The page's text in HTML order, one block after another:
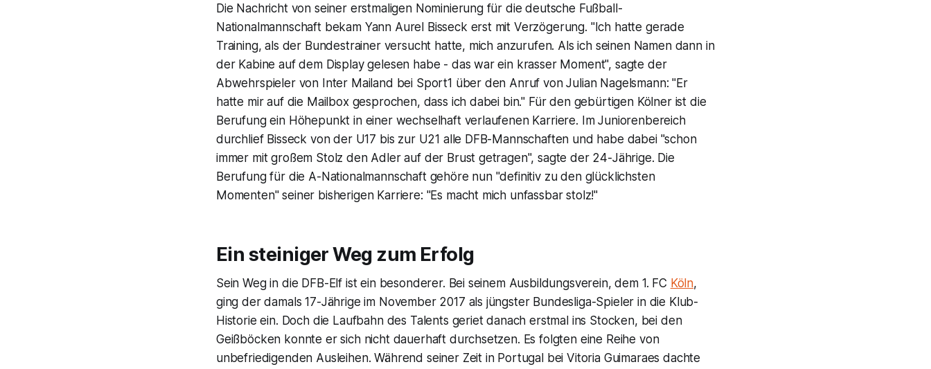
Die Nachricht von seiner erstmaligen Nominierung für die deutsche Fußball-
Nationalmannschaft bekam Yann Aurel Bisseck erst mit Verzögerung. "Ich hatte gerade
Training, als der Bundestrainer versucht hatte, mich anzurufen. Als ich seinen Namen dann in
der Kabine auf dem Display gelesen habe - das war ein krasser Moment", sagte der
Abwehrspieler von Inter Mailand bei Sport1 über den Anruf von Julian Nagelsmann: "Er
hatte mir auf die Mailbox gesprochen, dass ich dabei bin." Für den gebürtigen Kölner ist die
Berufung ein Höhepunkt in einer wechselhaft verlaufenen Karriere. Im Juniorenbereich
durchlief Bisseck von der U17 bis zur U21 alle DFB-Mannschaften und habe dabei "schon
immer mit großem Stolz den Adler auf der Brust getragen", sagte der 24-Jährige. Die
Berufung für die A-Nationalmannschaft gehöre nun "definitiv zu den glücklichsten
Momenten" seiner bisherigen Karriere: "Es macht mich unfassbar stolz!"
Ein steiniger Weg zum Erfolg
Sein Weg in die DFB-Elf ist ein besonderer. Bei seinem Ausbildungsverein, dem 1. FC Köln,
ging der damals 17-Jährige im November 2017 als jüngster Bundesliga-Spieler in die Klub-
Historie ein. Doch die Laufbahn des Talents geriet danach erstmal ins Stocken, bei den
Geißböcken konnte er sich nicht dauerhaft durchsetzen. Es folgten eine Reihe von
unbefriedigenden Ausleihen. Während seiner Zeit in Portugal bei Vitoria Guimaraes dachte